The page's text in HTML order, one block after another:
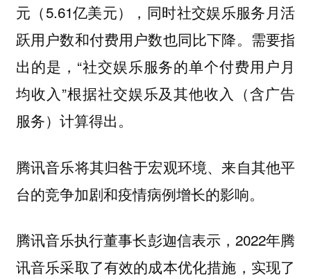
元（5.61亿美元），同时社交娱乐服务月活
跃用户数和付费用户数也同比下降。需要指
出的是，“社交娱乐服务的单个付费用户月
均收入”根据社交娱乐及其他收入（含广告
服务）计算得出。
腾讯音乐将其归咎于宏观环境、来自其他平
台的竞争加剧和疫情病例增长的影响。
腾讯音乐执行董事长彭迦信表示， 2022年腾
讯音乐采取了有效的成本优化措施，实现了